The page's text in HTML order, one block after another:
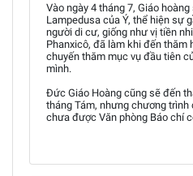
Vào ngày 4 tháng 7, Giáo
Lampedusa của Ý, thể hiện sự
người di cư, giống như vị tiền
Phanxicô, đã làm khi đến thăm
chuyến thăm mục vụ đầu tiên
mình.
Đức Giáo Hoàng cũng sẽ đến
tháng Tám, nhưng chương
chưa được Văn phòng Báo chí